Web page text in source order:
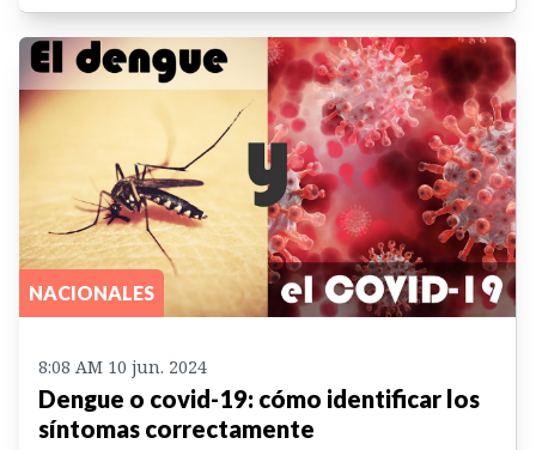
NACIONALES
8:08 AM 10 jun. 2024
Dengue o covid-19: cómo identificar los
síntomas correctamente